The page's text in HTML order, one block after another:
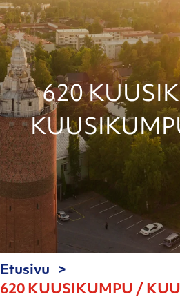
620
Etusivu
620 KUUSIKUMPU /